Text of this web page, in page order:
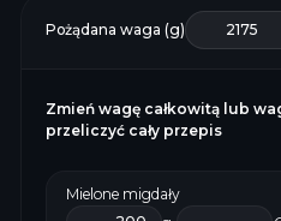
Pożądana waga (g)
Zmień wagę całkowitą lub
przeliczyć cały przepis
Mielone migdały